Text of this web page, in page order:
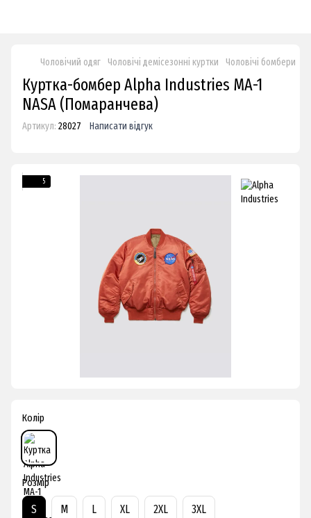
Чоловічий одяг Чоловічі демісезонні куртки Чоловічі бомбери
Куртка-бомбер Alpha Industries MA-1
NASA (Помаранчева)
Артикул: 28027 Написати відгук
5
Колір
Розмір
S M L XL 2XL 3XL